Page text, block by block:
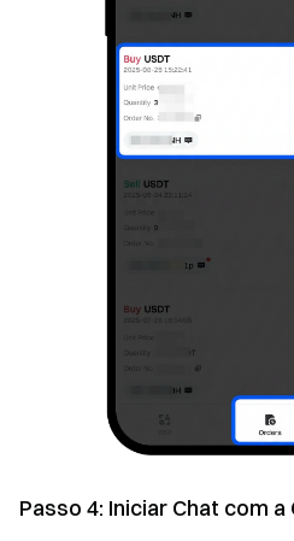
Passo 4: Iniciar Chat com